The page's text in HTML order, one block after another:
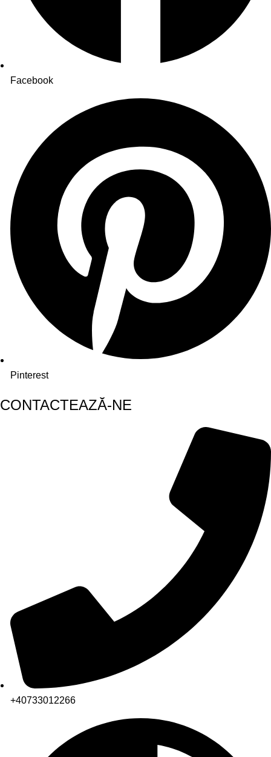
Facebook
Pinterest
CONTACTEAZĂ-NE
+40733012266